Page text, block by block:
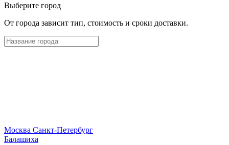
Выберите город
От города зависит тип, стоимость и сроки доставки.
Москва Санкт-Петербург
Балашиха